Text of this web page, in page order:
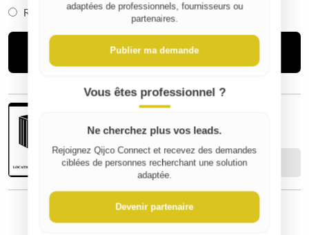
Retrait
Acheter
BEGO-BOX
Contacter
adaptées de professionnels, fournisseurs ou
partenaires.
Publier ma demande
Vous êtes professionnel ?
Ne cherchez plus vos leads.
Rejoignez Qijco Connect et recevez des demandes
ciblées de personnes recherchant une solution
adaptée.
Devenir partenaire